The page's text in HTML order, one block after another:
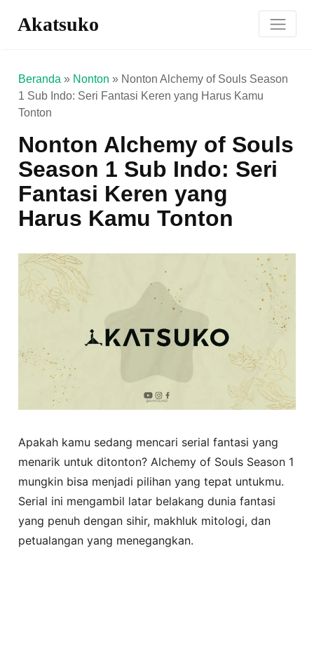
Akatsuko
Beranda » Nonton » Nonton Alchemy of Souls Season
1 Sub Indo: Seri Fantasi Keren yang Harus Kamu
Tonton
Nonton Alchemy of Souls
Season 1 Sub Indo: Seri
Fantasi Keren yang
Harus Kamu Tonton
Apakah kamu sedang mencari serial fantasi yang
menarik untuk ditonton? Alchemy of Souls Season 1
mungkin bisa menjadi pilihan yang tepat untukmu.
Serial ini mengambil latar belakang dunia fantasi
yang penuh dengan sihir, makhluk mitologi, dan
petualangan yang menegangkan.